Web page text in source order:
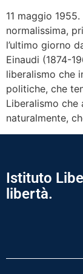
11 maggio
normalissima,
l’ultimo giorno
Einaudi (1874-
liberalismo che
politiche, che
Liberalismo che
naturalmente,
Istituto
libertà.